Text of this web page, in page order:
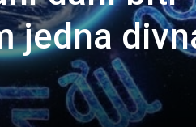
jedna